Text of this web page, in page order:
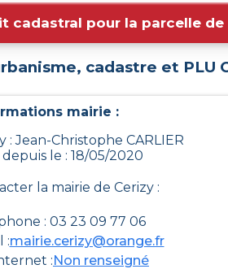
cadastral pour la parcelle de
cadastre et PLU
mairie :
: Jean-Christophe CARLIER
le : 18/05/2020
la mairie de Cerizy:
: 03 23 09 77 06
:mairie.cerizy@orange.fr
:Non renseigné